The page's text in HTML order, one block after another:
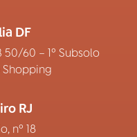
DF
50/60 – 1º Subsolo
RJ
nº 18